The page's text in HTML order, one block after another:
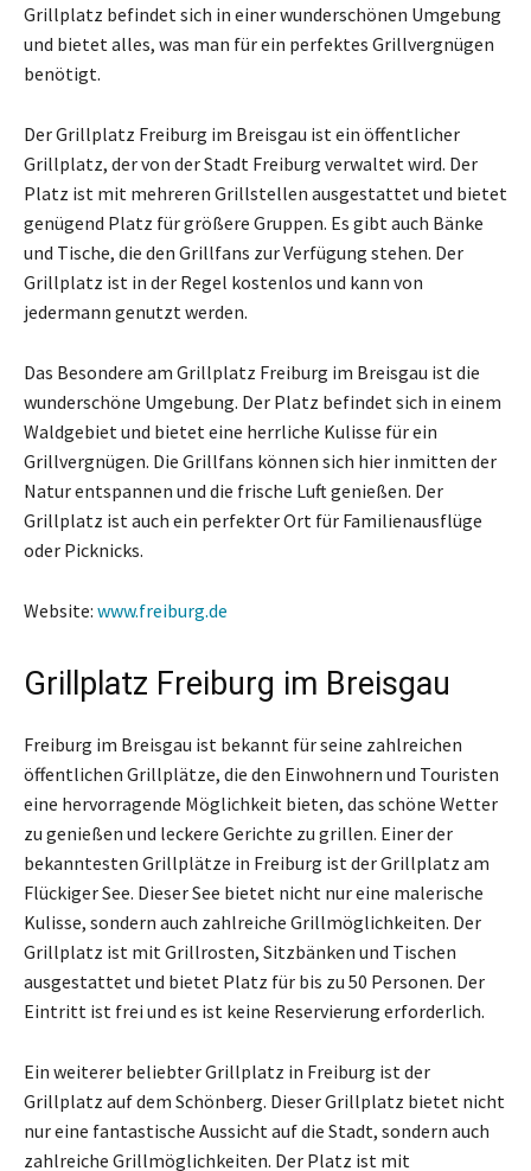
Grillplatz befindet sich in einer wunderschönen Umgebung
und bietet alles, was man für ein perfektes Grillvergnügen
benötigt.
Der Grillplatz Freiburg im Breisgau ist ein öffentlicher
Grillplatz, der von der Stadt Freiburg verwaltet wird. Der
Platz ist mit mehreren Grillstellen ausgestattet und bietet
genügend Platz für größere Gruppen. Es gibt auch Bänke
und Tische, die den Grillfans zur Verfügung stehen. Der
Grillplatz ist in der Regel kostenlos und kann von
jedermann genutzt werden.
Das Besondere am Grillplatz Freiburg im Breisgau ist die
wunderschöne Umgebung. Der Platz befindet sich in einem
Waldgebiet und bietet eine herrliche Kulisse für ein
Grillvergnügen. Die Grillfans können sich hier inmitten der
Natur entspannen und die frische Luft genießen. Der
Grillplatz ist auch ein perfekter Ort für Familienausflüge
oder Picknicks.
Website: www.freiburg.de
Grillplatz Freiburg im Breisgau
Freiburg im Breisgau ist bekannt für seine zahlreichen
öffentlichen Grillplätze, die den Einwohnern und Touristen
eine hervorragende Möglichkeit bieten, das schöne Wetter
zu genießen und leckere Gerichte zu grillen. Einer der
bekanntesten Grillplätze in Freiburg ist der Grillplatz am
Flückiger See. Dieser See bietet nicht nur eine malerische
Kulisse, sondern auch zahlreiche Grillmöglichkeiten. Der
Grillplatz ist mit Grillrosten, Sitzbänken und Tischen
ausgestattet und bietet Platz für bis zu 50 Personen. Der
Eintritt ist frei und es ist keine Reservierung erforderlich.
Ein weiterer beliebter Grillplatz in Freiburg ist der
Grillplatz auf dem Schönberg. Dieser Grillplatz bietet nicht
nur eine fantastische Aussicht auf die Stadt, sondern auch
zahlreiche Grillmöglichkeiten. Der Platz ist mit